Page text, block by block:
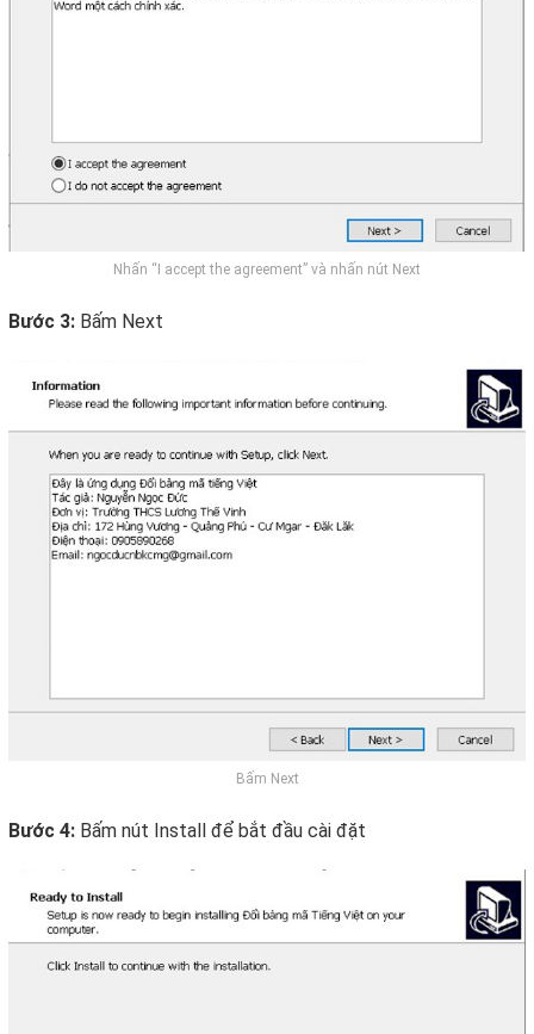
Nhấn “I accept the agreement” và nhấn nút Next
Bước 3: Bấm Next
Bấm Next
Bước 4: Bấm nút Install để bắt đầu cài đặt